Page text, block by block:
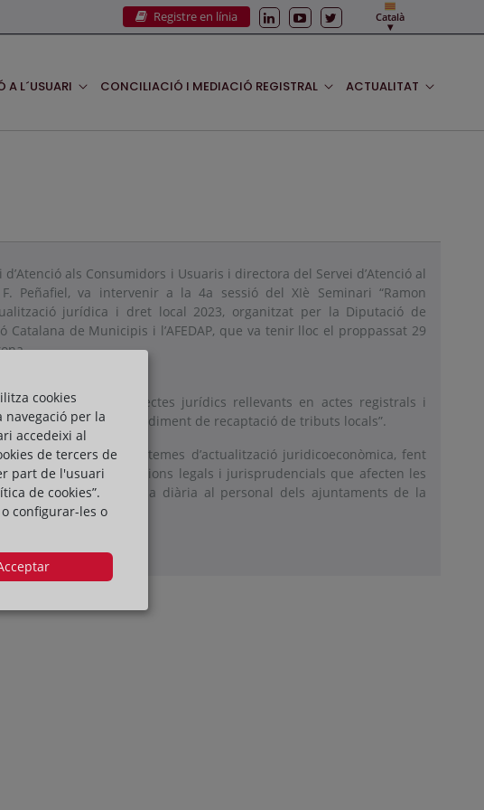
Registre en línia Català
A L´USUARI CONCILIACIÓ I MEDIACIÓ REGISTRAL ACTUALITAT
d’Atenció als Consumidors i Usuaris i directora del Servei d’Atenció al
F. Peñafiel, va intervenir a la 4a sessió del XIè Seminari “Ramon
jurídica i dret local 2023, organitzat per la Diputació de
Catalana de Municipis i l’AFEDAP, que va tenir lloc el proppassat 29
va tractar sobre “Aspectes jurídics rellevants en actes registrals i
derivats del procediment de recaptació de tributs locals”.
seminari és analitzar temes d’actualització juridicoeconòmica, fent
les darreres modificacions legals i jurisprudencials que afecten les
tal de facilitar la tasca diària al personal dels ajuntaments de la
cookies
per la
accedeixi al
de tercers de
part de l'usuari
de cookies”.
configurar-les o